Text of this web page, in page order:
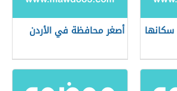
أصغر محافظة في الأردن